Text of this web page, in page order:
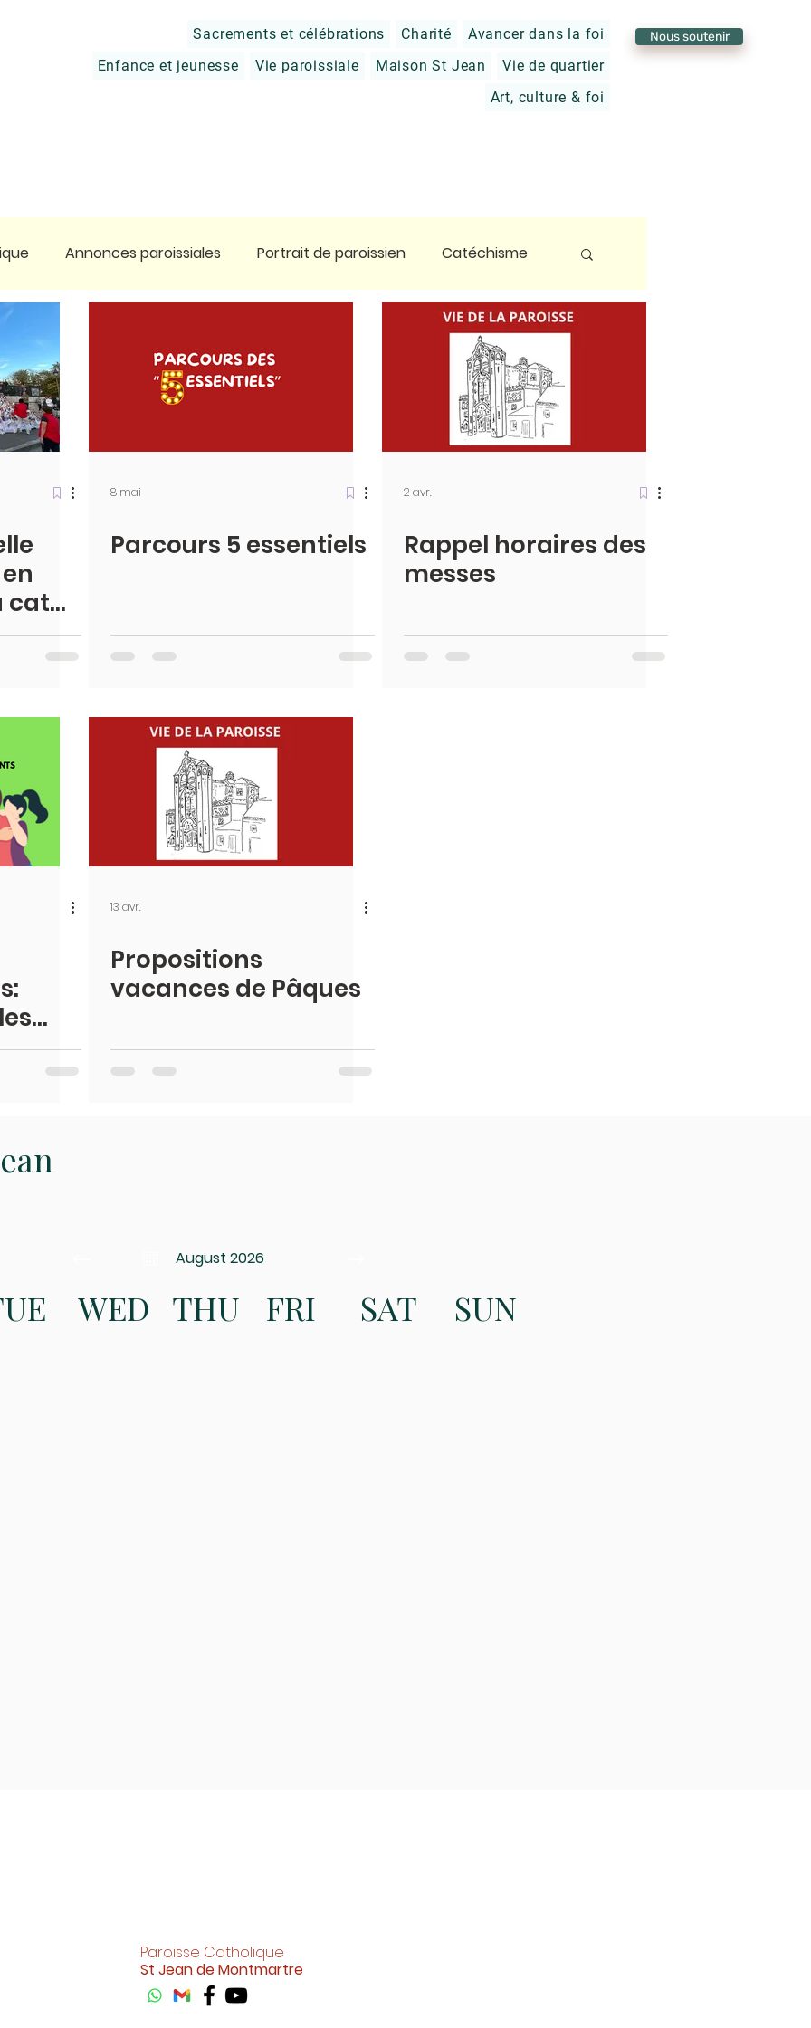
Sacrements et célébrations Charité
Avancer dans la foi
Enfance et jeunesse
Vie paroissiale Maison St Jean
Vie de quartier
Art, culture & foi
Nous soutenir
Annonces paroissiales Portrait de paroissien Catéchisme
en Terre Sainte
8 mai
Parcours 5 essentiels
2 avr.
Rappel horaires des
messes
13 avr.
Propositions
vacances de Pâques
August 2026
WED THU FRI SAT SUN
Paroisse Catholique
St Jean de Montmartre